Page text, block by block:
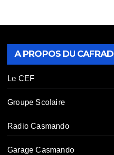
A PROPOS DU CAFRAD
Le CEF
Groupe Scolaire
Radio Casmando
Garage Casmando